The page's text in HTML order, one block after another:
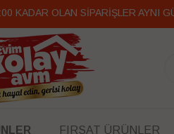
KADAR OLAN SİPARİŞLER AYNI
FIRSAT ÜRÜNLER